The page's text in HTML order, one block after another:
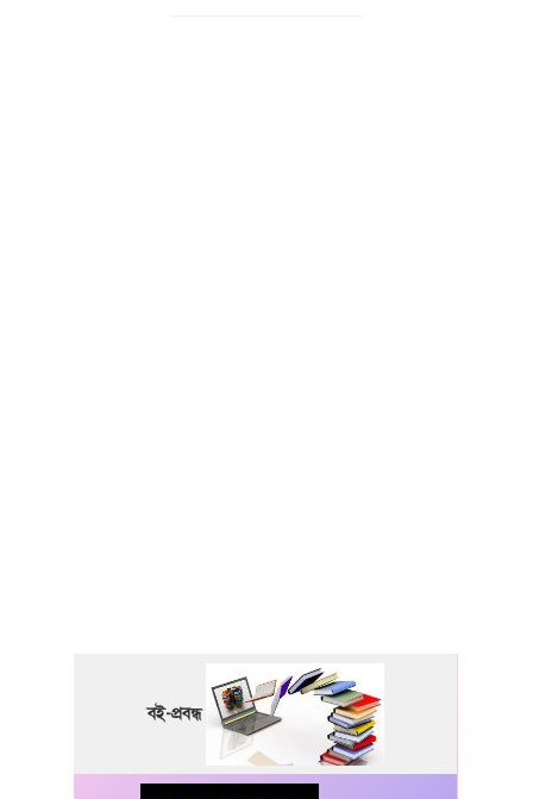
বই-প্রবন্ধ